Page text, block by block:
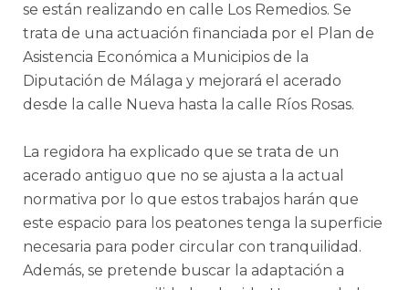
se están realizando en calle Los Remedios. Se
trata de una actuación financiada por el Plan de
Asistencia Económica a Municipios de la
Diputación de Málaga y mejorará el acerado
desde la calle Nueva hasta la calle Ríos Rosas.
La regidora ha explicado que se trata de un
acerado antiguo que no se ajusta a la actual
normativa por lo que estos trabajos harán que
este espacio para los peatones tenga la superficie
necesaria para poder circular con tranquilidad.
Además, se pretende buscar la adaptación a